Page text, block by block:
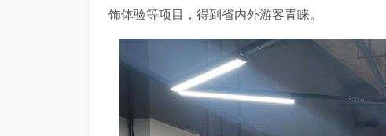
饰体验等项目，得到省内外游客青睐。